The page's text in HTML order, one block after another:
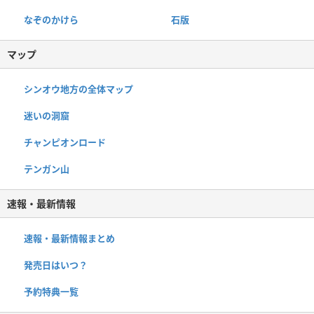
なぞのかけら 石版
マップ
シンオウ地方の全体マップ
迷いの洞窟
チャンピオンロード
テンガン山
速報・最新情報
速報・最新情報まとめ
発売日はいつ？
予約特典一覧